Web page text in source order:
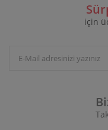
Ürün resmi
Ürün bilgilerinde
için